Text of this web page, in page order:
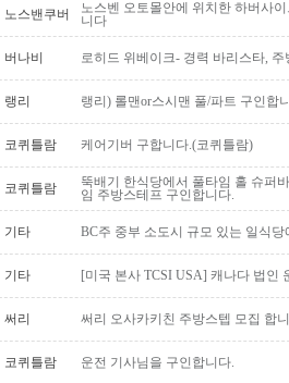
노스밴쿠버
노스벤 오토몰안에 위치한 하버사
니다
버나비 로히드 위베이크- 경력 바리스타, 주
랭리 랭리) 롤맨or스시맨 풀/파트 구인합
코퀴틀람 케어기버 구합니다.(코퀴틀람)
코퀴틀람
뚝배기 한식당에서 풀타임 홀 슈퍼
임 주방스테프 구인합니다.
기타 BC주 중부 소도시 규모 있는 일식
기타 [미국 본사 TCSI USA] 캐나다 법인
써리 써리 오사카키친 주방스텝 모집 합
코퀴틀람 운전 기사님을 구인합니다.